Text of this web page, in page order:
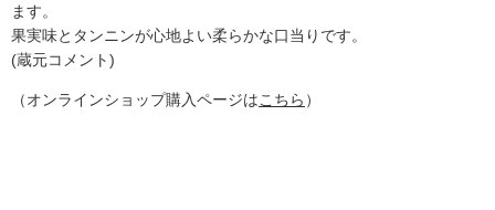
ます。
果実味とタンニンが心地よい柔らかな口当りです。
(蔵元コメント)
（オンラインショップ購入ページはこちら ）